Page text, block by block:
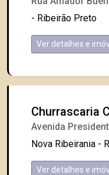
- Ribeirão Preto
Ver detalhes e
Churrascaria
Avenida
Nova Ribeirania -
Ver detalhes e